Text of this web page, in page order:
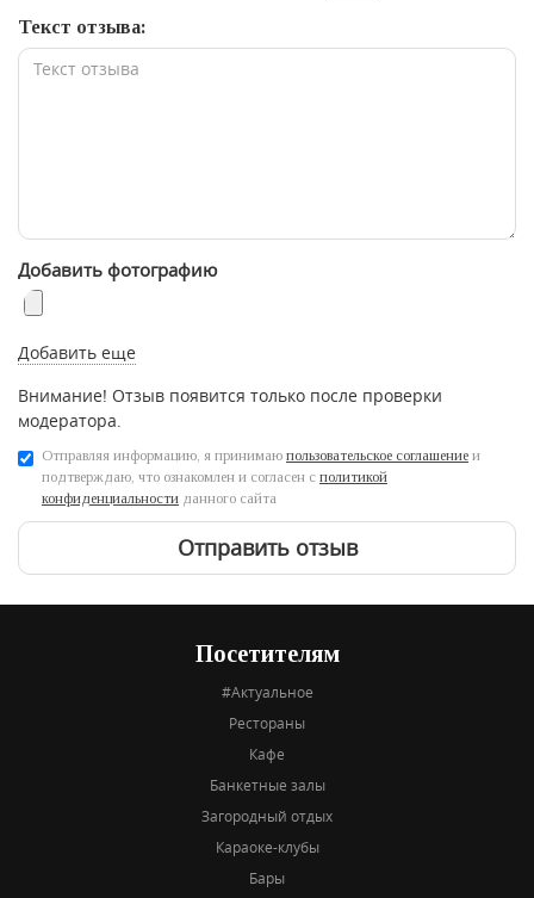
Текст отзыва:
Добавить фотографию
Добавить еще
Внимание! Отзыв появится только после проверки
модератора.
Отправляя информацию, я принимаю пользовательское соглашение и
подтверждаю, что ознакомлен и согласен с политикой
конфиденциальности данного сайта
Отправить отзыв
Посетителям
#Актуальное
Рестораны
Кафе
Банкетные залы
Загородный отдых
Караоке-клубы
Бары